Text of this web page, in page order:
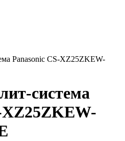
Panasonic CS-XZ25ZKEW-
система
XZ25ZKEW-